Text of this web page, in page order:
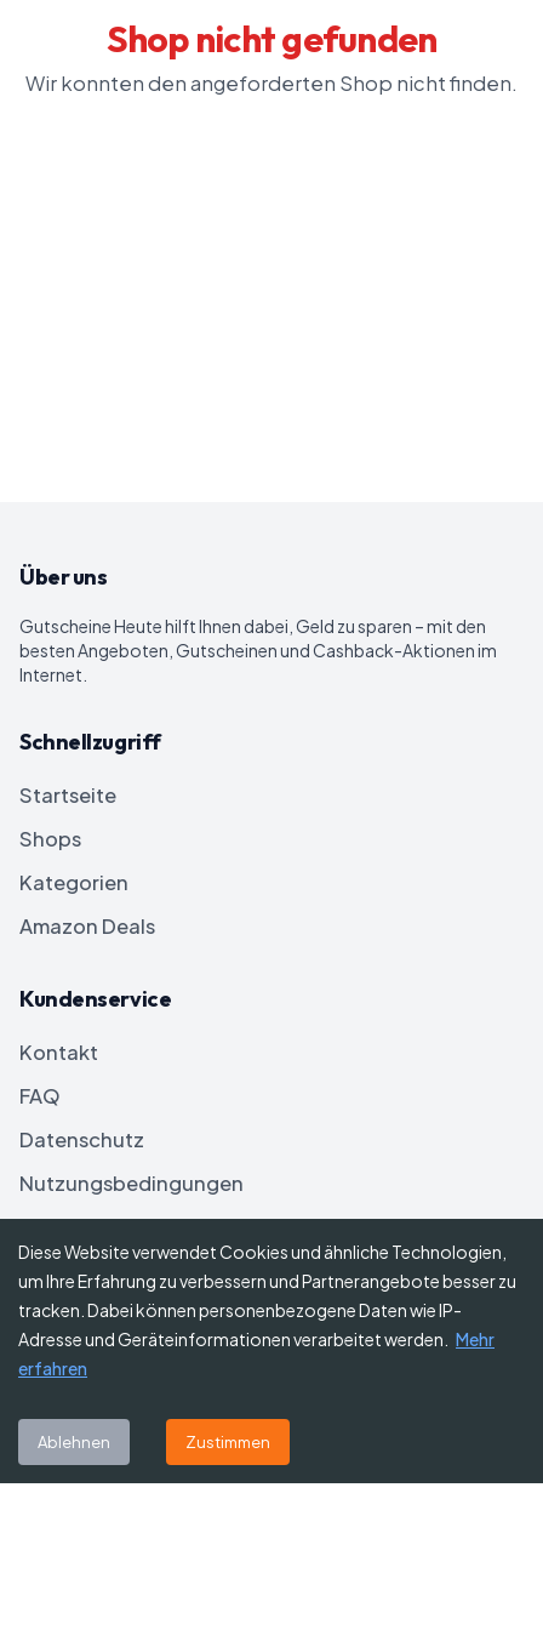
Shop nicht gefunden
Wir konnten den angeforderten Shop nicht finden.
Über uns
Gutscheine Heutehilft Ihnen dabei, Geld zu sparen – mit den
besten Angeboten, Gutscheinen und Cashback-Aktionen im
Internet.
Schnellzugriff
Startseite
Shops
Kategorien
Amazon Deals
Kundenservice
Kontakt
FAQ
Datenschutz
Nutzungsbedingungen
Haftungsausschluss
Folgen Sie uns
Diese Website verwendet Cookies und ähnliche Technologien,
um Ihre Erfahrung zu verbessern und Partnerangebote besser zu
tracken. Dabei können personenbezogene Daten wie IP-
Adresse und Geräteinformationen verarbeitet werden.
Mehr
erfahren
Ablehnen Zustimmen